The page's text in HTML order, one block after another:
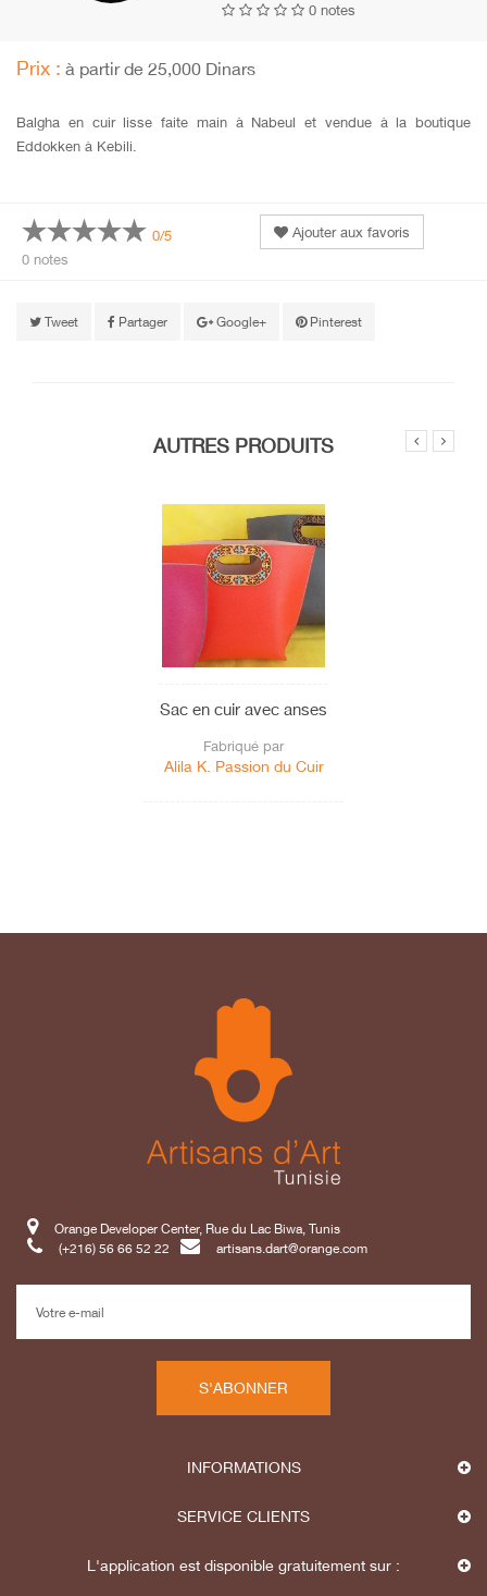
0 notes
Prix : à partir de 25,000 Dinars
Balgha en cuir lisse faite main à Nabeul et vendue à la boutique
Eddokken à Kebili.
0/5
Ajouter aux favoris
0 notes
Tweet Partager Google+ Pinterest
AUTRES PRODUITS
Sac en cuir avec anses
Fabriqué par
Alila K. Passion du Cuir
Orange Developer Center, Rue du Lac Biwa, Tunis
(+216) 56 66 52 22
artisans.dart@orange.com
S'ABONNER
INFORMATIONS
SERVICE CLIENTS
L'application est disponible gratuitement sur :